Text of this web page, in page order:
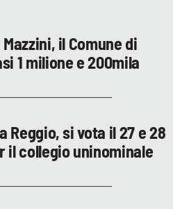
il Comune di
1 milione e 200mila
Reggio, si vota il 27 e 28
il collegio uninominale